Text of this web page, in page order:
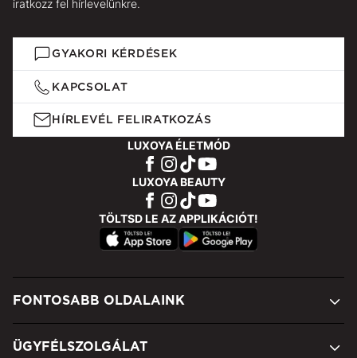
iratkozz fel hírlevelünkre.
GYAKORI KÉRDÉSEK
KAPCSOLAT
HÍRLEVÉL FELIRATKOZÁS
LUXOYA ÉLETMÓD
LUXOYA BEAUTY
TÖLTSD LE AZ APPLIKÁCIÓT!
FONTOSABB OLDALAINK
ÜGYFÉLSZOLGÁLAT